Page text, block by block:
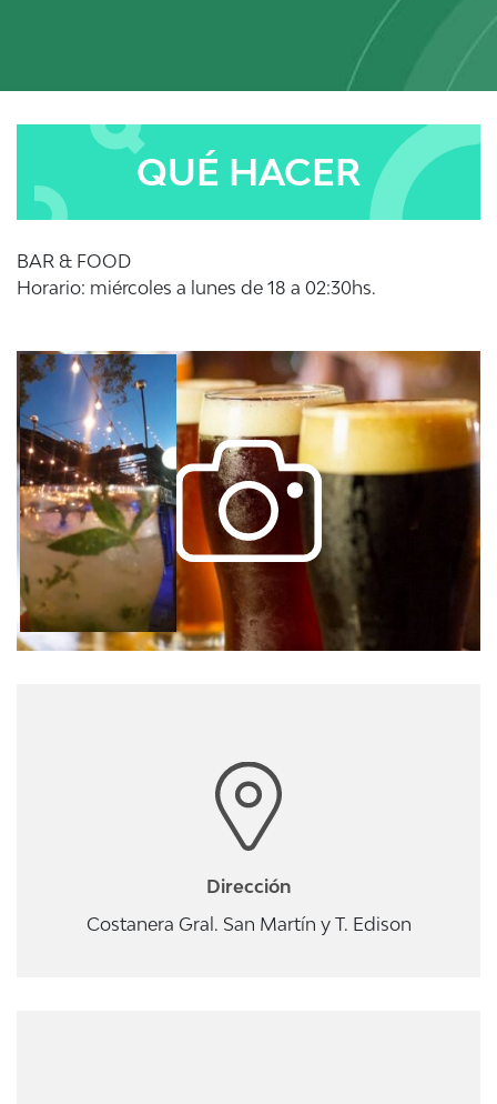
QUÉ HACER
BAR & FOOD
Horario: miércoles a lunes de 18 a 02:30hs.
Dirección
Costanera Gral. San Martín y T. Edison